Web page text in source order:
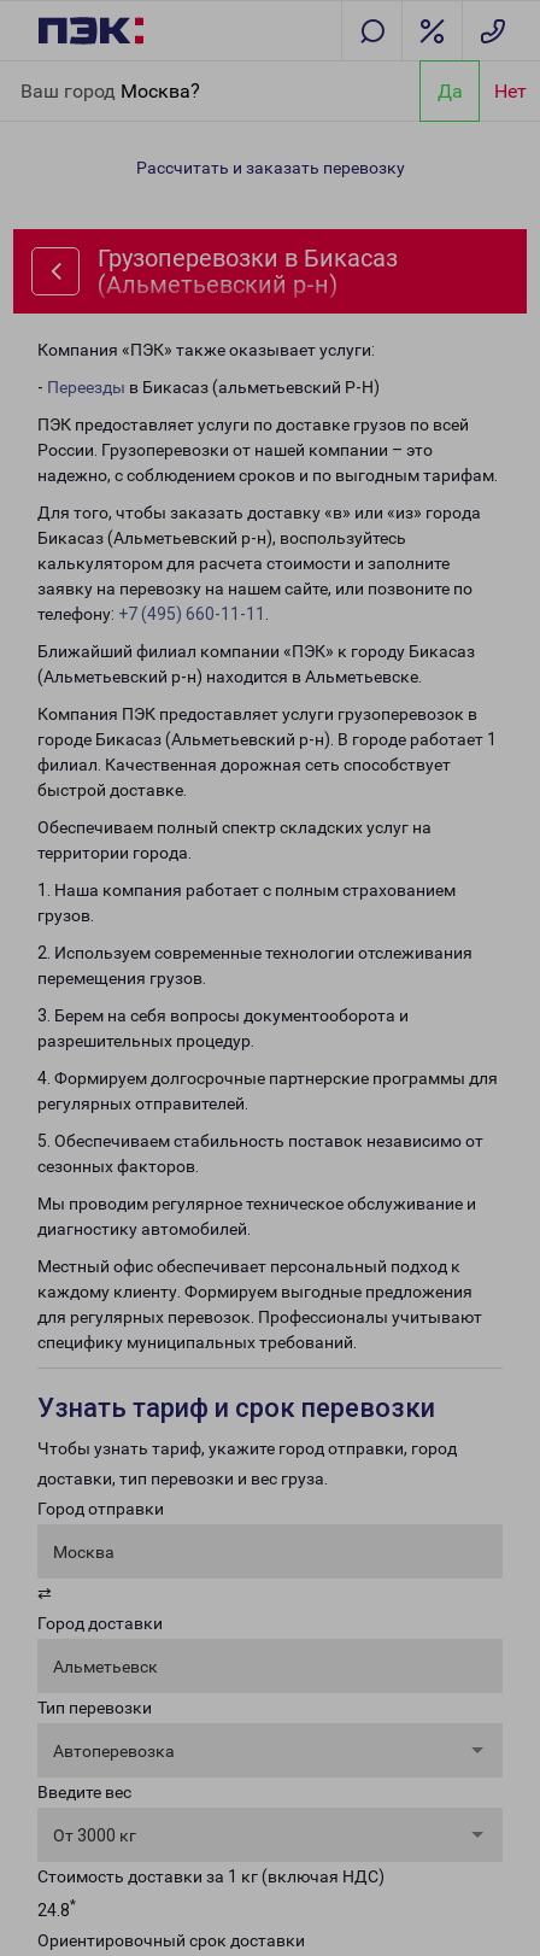
Ваш город Москва? Да Нет
(Альметьевский р-н)
Рассчитать и заказать перевозку
Грузоперевозки в Бикасаз
(Альметьевский р-н)
Компания «ПЭК» также оказывает услуги:
- Переезды в Бикасаз (альметьевский Р-Н)
ПЭК предоставляет услуги по доставке грузов по всей
России. Грузоперевозки от нашей компании – это
надежно, с соблюдением сроков и по выгодным тарифам.
Для того, чтобы заказать доставку «в» или «из» города
Бикасаз (Альметьевский р-н), воспользуйтесь
калькулятором для расчета стоимости и заполните
заявку на перевозку на нашем сайте, или позвоните по
телефону: +7 (495) 660-11-11
Ближайший филиал компании «ПЭК» к городу Бикасаз
(Альметьевский р-н) находится в Альметьевске.
Компания ПЭК предоставляет услуги грузоперевозок в
городе Бикасаз (Альметьевский р-н). В городе работает 1
филиал. Качественная дорожная сеть способствует
быстрой доставке.
Обеспечиваем полный спектр складских услуг на
территории города.
1. Наша компания работает с полным страхованием
грузов.
2. Используем современные технологии отслеживания
перемещения грузов.
3. Берем на себя вопросы документооборота и
разрешительных процедур.
4. Формируем долгосрочные партнерские программы для
регулярных отправителей.
5. Обеспечиваем стабильность поставок независимо от
сезонных факторов.
Мы проводим регулярное техническое обслуживание и
диагностику автомобилей.
Местный офис обеспечивает персональный подход к
каждому клиенту. Формируем выгодные предложения
для регулярных перевозок. Профессионалы учитывают
специфику муниципальных требований.
Узнать тариф и срок перевозки
Чтобы узнать тариф, укажите город отправки, город
доставки, тип перевозки и вес груза.
Город отправки
Москва
⇄
Город доставки
Альметьевск
Тип перевозки
Автоперевозка
Введите вес
От 3000 кг
Стоимость доставки за 1 кг (включая НДС)
24.8*
Ориентировочный срок доставки